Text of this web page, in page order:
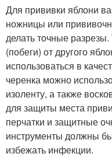
Для прививки яблони
ножницы или
делать точные
(побеги) от другого
использоваться в
черенка можно
изоленту, а также
для защиты места
перчатки и защитные
инструменты должны
избежать инфекции.